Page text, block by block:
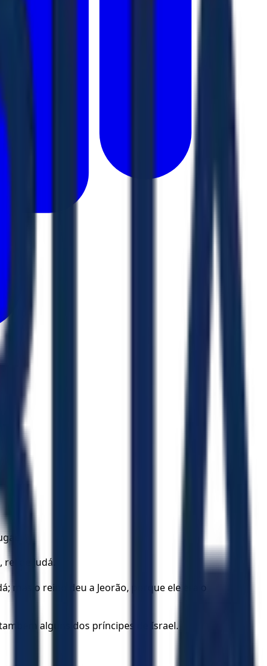
de Judá.
mas o reino deu a Jeorão, porque ele era o
alguns dos príncipes de Israel.